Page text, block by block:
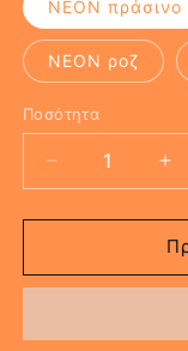
NEON πράσινο
ΝΕΟΝ ροζ
Ποσότητα
Μείωση
ποσότητας
για